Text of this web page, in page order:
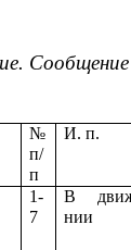
№
п/
п
И. п.
1-
7
В
нии